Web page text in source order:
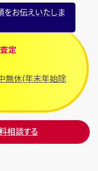
をお伝えいたしま
定
無休(年末年始除
相談する